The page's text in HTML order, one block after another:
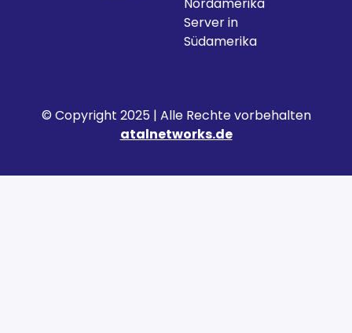
Server in
Südamerika
© Copyright 2025 | Alle Rechte vorbehalten
atalnetworks.de